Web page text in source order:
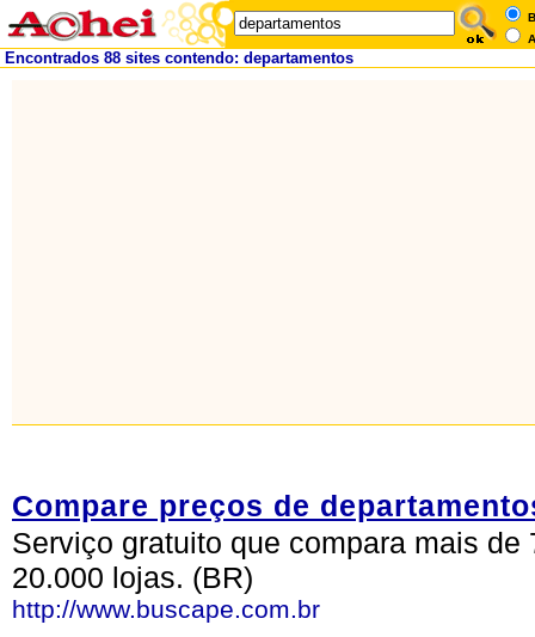
Encontrados 88 sites contendo: departamentos
Compare preços de
Serviço gratuito que compara mais
20.000 lojas. (BR)
http://www.buscape.com.br